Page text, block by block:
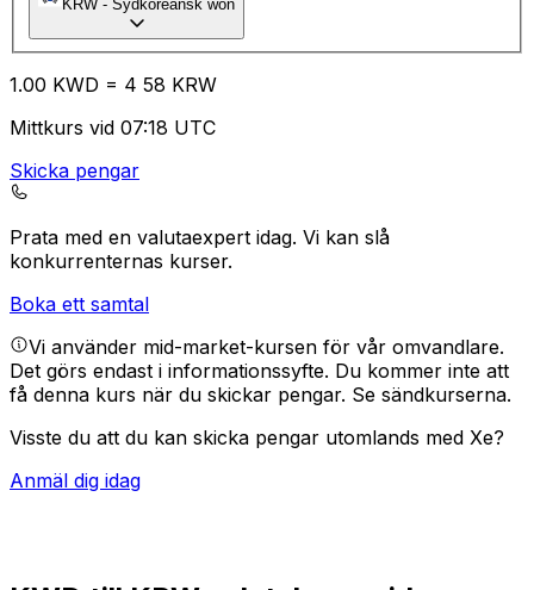
KRW - Sydkoreansk won
1.00 KWD = 4 58 KRW
Mittkurs vid 07:18 UTC
Skicka pengar
Prata med en valutaexpert idag. Vi kan slå
konkurrenternas kurser.
Boka ett samtal
Vi använder mid-market-kursen för vår omvandlare.
Det görs endast i informationssyfte. Du kommer inte att
få denna kurs när du skickar pengar. Se sändkurserna.
Visste du att du kan skicka pengar utomlands med Xe?
Anmäl dig idag